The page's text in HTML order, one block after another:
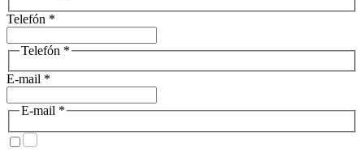
Telefón *
Telefón *
E-mail *
E-mail *